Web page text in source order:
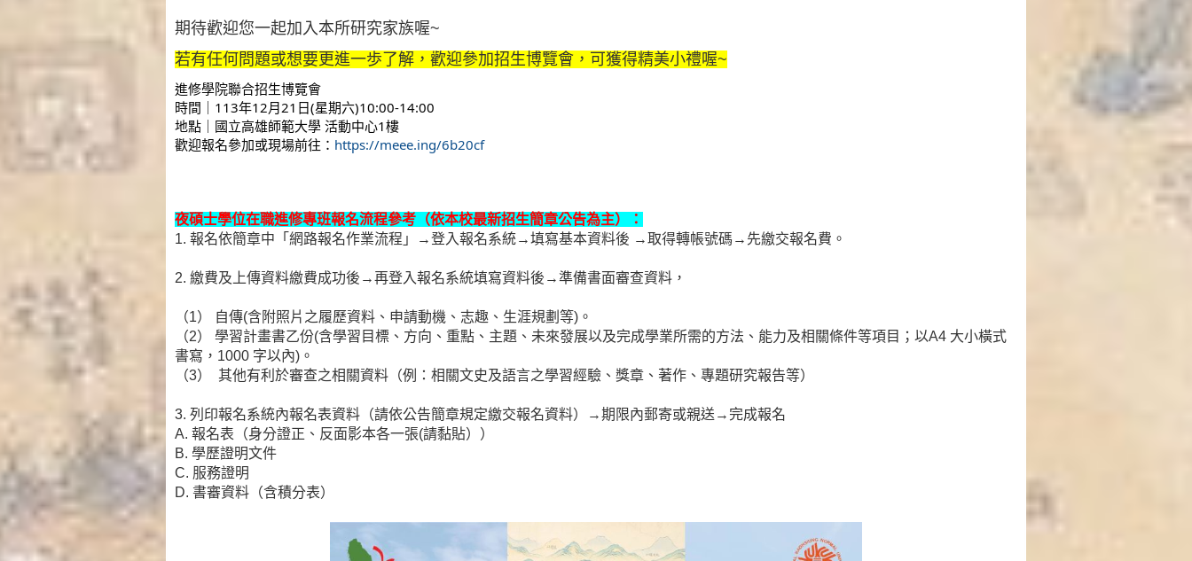
期待歡迎您一起加入本所研究家族喔~
若有任何問題或想要更進一歩了解，歡迎參加招生博覽會，可獲得精美小禮喔~
進修學院聯合招生博覽會
時間｜113年12月21日(星期六)10:00-14:00
地點｜國立高雄師範大學 活動中心1樓
歡迎報名參加或現場前往： https://meee.ing/6b20cf
夜碩士學位在職進修專班報名流程參考（依本校最新招生簡章公告為主）：
1. 報名依簡章中「網路報名作業流程」→登入報名系統→填寫基本資料後 →取得轉帳號碼→先繳交報名費。
2. 繳費及上傳資料繳費成功後→再登入報名系統填寫資料後→準備書面審查資料，
（1）
自傳(含附照片之履歷資料、申請動機、志趣、生涯規劃等)。
（2） 學習計畫書乙份(含學習目標、方向、重點、主題、未來發展以及完成學業所需的方法、能力及相關條件等項目；以A4 大小橫式
書寫，1000 字以內)。
（3） 其他有利於審查之相關資料（例：相關文史及語言之學習經驗、獎章、著作、專題研究報告等）
3. 列印報名系統內報名表資料（請依公告簡章規定繳交報名資料）→期限內郵寄或親送→完成報名
A. 報名表（身分證正、反面影本各一張(請黏貼））
B. 學歷證明文件
C. 服務證明
D. 書審資料（含積分表）